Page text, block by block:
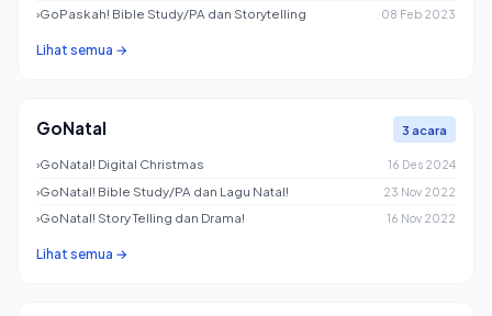
›GoPaskah! Bible Study/PA dan Storytelling 08 Feb 2023
Lihat semua →
GoNatal 3 acara
›GoNatal! Digital Christmas 16 Des 2024
›GoNatal! Bible Study/PA dan Lagu Natal! 23 Nov 2022
›GoNatal! Story Telling dan Drama! 16 Nov 2022
Lihat semua →